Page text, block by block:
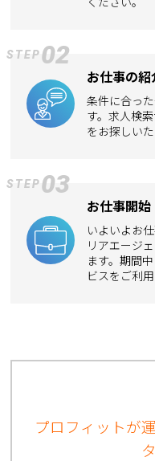
STEP02
お仕事の紹
条件に合っ
す。求人検
をお探しいた
STEP03
お仕事開始
いよいよお
リアエージ
ます。期間
ビスをご利
プロフィットが